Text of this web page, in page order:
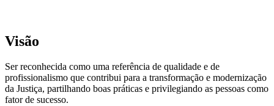
Visão
Ser reconhecida como uma referência de qualidade e de
profissionalismo que contribui para a transformação e modernização
da Justiça, partilhando boas práticas e privilegiando as pessoas como
fator de sucesso.